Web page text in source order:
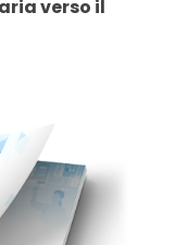
verso il